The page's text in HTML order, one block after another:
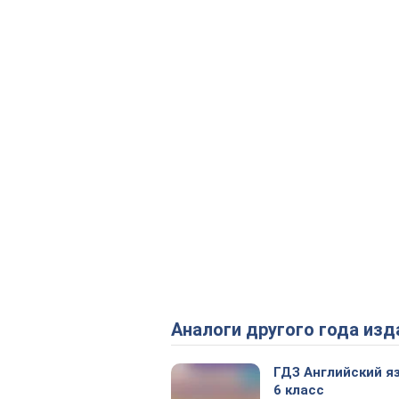
Аналоги другого года
ГДЗ Английский
6 класс